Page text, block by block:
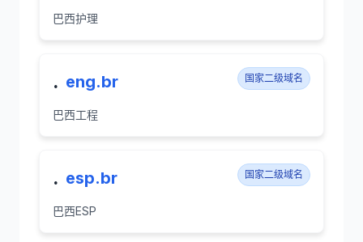
巴西护理
. eng.br 国家二级域名
巴西工程
. esp.br 国家二级域名
巴西ESP